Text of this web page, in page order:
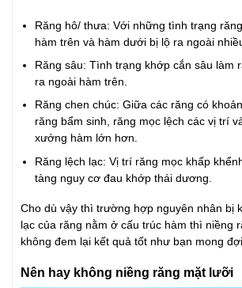
Răng hô/ thưa: Với những tình trạng
hàm trên và hàm dưới bị lộ ra ngoài
Răng sâu: Tình trạng khớp cắn sâu làm
ra ngoài hàm trên.
Răng chen chúc: Giữa các răng có
răng bẩm sinh, răng mọc lệch các vị trí
xướng hàm lớn hơn.
Răng lệch lạc: Vị trí răng mọc khấp
tàng nguy cơ đau khớp thái dương.
Cho dù vậy thì trường hợp nguyên nhân bị
lạc của răng nằm ở cấu trúc hàm thì niềng
không đem lại kết quả tốt như bạn mong
Nên hay không niềng răng mặt lưỡi